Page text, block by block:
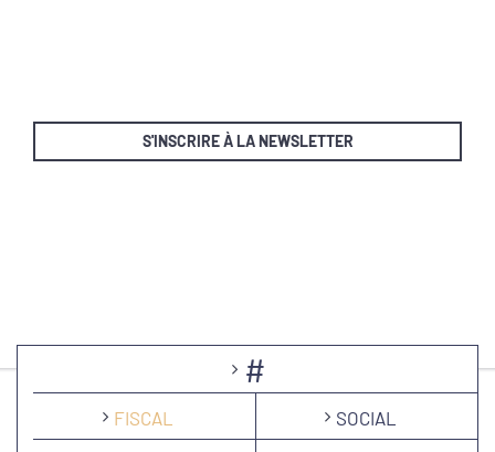
S'INSCRIRE À LA NEWSLETTER
#
FISCAL SOCIAL